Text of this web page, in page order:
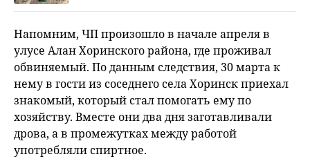
Напомним, ЧП произошло в начале апреля в
улусе Алан Хоринского района, где проживал
обвиняемый. По данным следствия, 30 марта к
нему в гости из соседнего села Хоринск приехал
знакомый, который стал помогать ему по
хозяйству. Вместе они два дня заготавливали
дрова, а в промежутках между работой
употребляли спиртное.